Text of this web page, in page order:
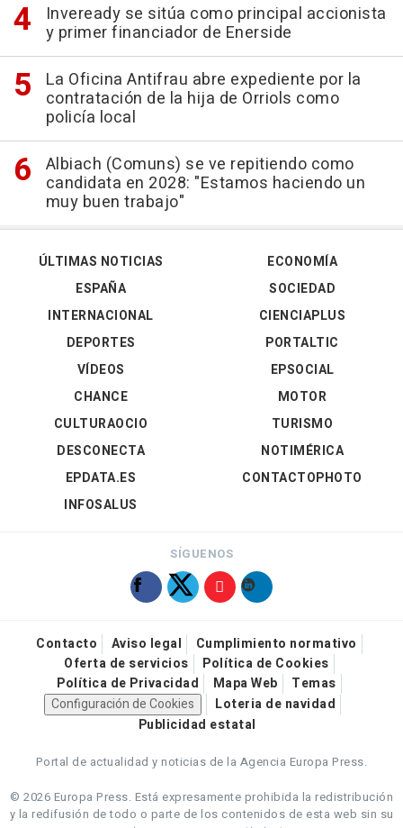
Inveready se sitúa como principal accionista
y primer financiador de Enerside
La Oficina Antifrau abre expediente por la
contratación de la hija de Orriols como
policía local
Albiach (Comuns) se ve repitiendo como
candidata en 2028: "Estamos haciendo un
muy buen trabajo"
ÚLTIMAS NOTICIAS
ESPAÑA
INTERNACIONAL
DEPORTES
VÍDEOS
ECONOMÍA
SOCIEDAD
CIENCIAPLUS
PORTALTIC
EPSOCIAL
CHANCE
CULTURAOCIO
DESCONECTA
EPDATA.ES
INFOSALUS
MOTOR
TURISMO
NOTIMÉRICA
CONTACTOPHOTO
SÍGUENOS
Contacto Aviso legal
Cumplimiento normativo
Oferta de servicios
Política de Cookies
Política de Privacidad
Mapa Web
Temas
Configuración de Cookies
Loteria de navidad
Publicidad estatal
Portal de actualidad y noticias de la Agencia Europa Press.
© 2026 Europa Press. Está expresamente prohibida la redistribución
y la redifusión de todo o parte de los contenidos de esta web sin su